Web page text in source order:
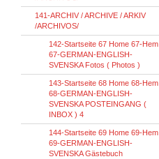
141-ARCHIV / ARCHIVE / ARKIV
/ARCHIVOS/
142-Startseite 67 Home 67-Hem
67-GERMAN-ENGLISH-
SVENSKA Fotos ( Photos )
143-Startseite 68 Home 68-Hem
68-GERMAN-ENGLISH-
SVENSKA POSTEINGANG (
INBOX ) 4
144-Startseite 69 Home 69-Hem
69-GERMAN-ENGLISH-
SVENSKA Gästebuch